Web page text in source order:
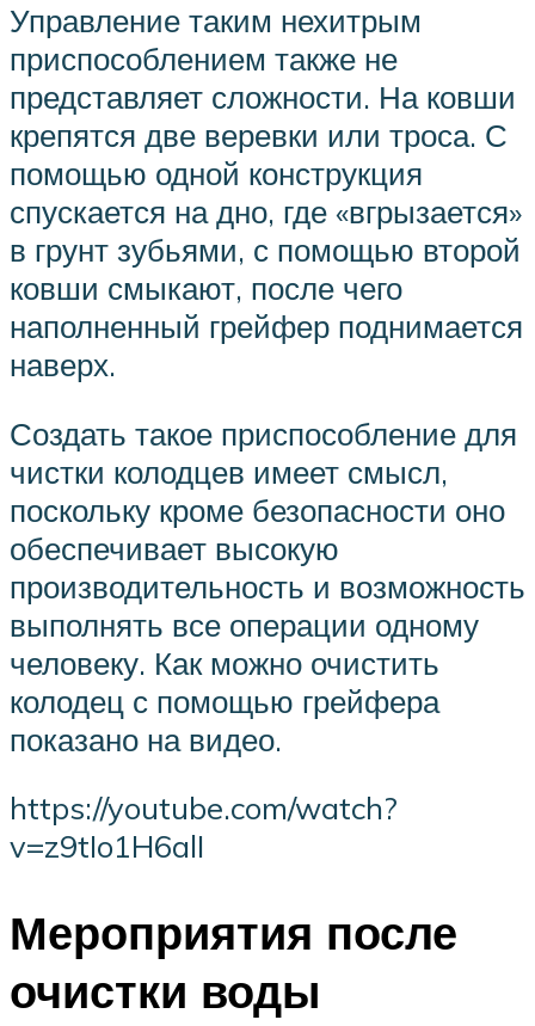
Управление таким нехитрым
приспособлением также не
представляет сложности. На ковши
крепятся две веревки или троса. С
помощью одной конструкция
спускается на дно, где «вгрызается»
в грунт зубьями, с помощью второй
ковши смыкают, после чего
наполненный грейфер поднимается
наверх.
Создать такое приспособление для
чистки колодцев имеет смысл,
поскольку кроме безопасности оно
обеспечивает высокую
производительность и возможность
выполнять все операции одному
человеку. Как можно очистить
колодец с помощью грейфера
показано на видео.
https://youtube.com/watch?
v=z9tIo1H6alI
Мероприятия после
очистки воды